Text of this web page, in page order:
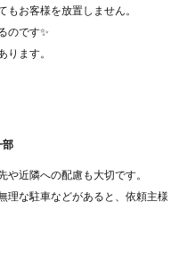
お客様を放置しません。
のです✨
ります。
部
近隣への配慮も大切です。
理な駐車などがあると、依頼主様